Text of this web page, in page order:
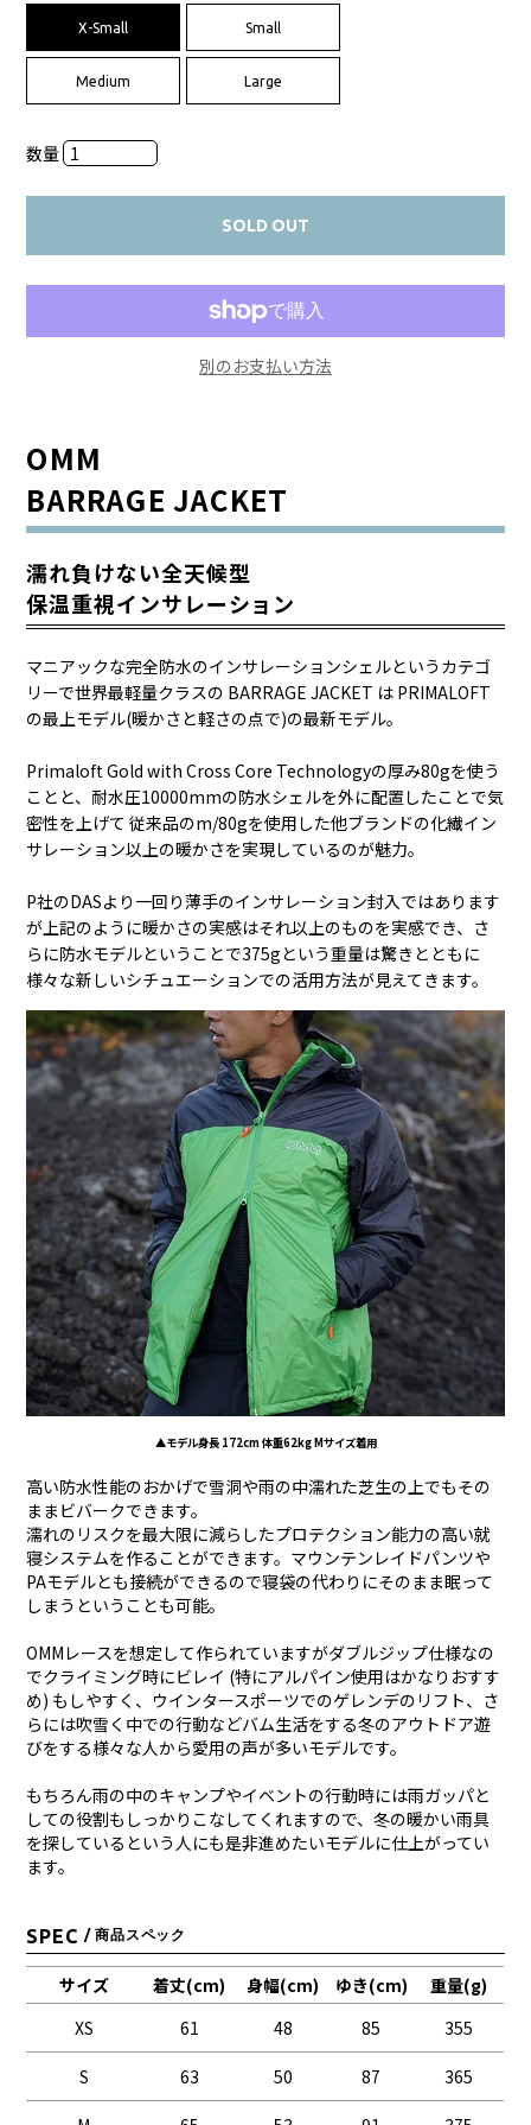
X-Small Small
Medium Large
数量
SOLD OUT
別のお支払い方法
OMM
BARRAGE JACKET
濡れ負けない全天候型
保温重視インサレーション
マニアックな完全防水のインサレーションシェルというカテゴ
リーで世界最軽量クラスの BARRAGE JACKET は PRIMALOFT
の最上モデル(暖かさと軽さの点で)の最新モデル。
Primaloft Gold with Cross Core Technologyの厚み80gを使う
ことと、耐水圧10000mmの防水シェルを外に配置したことで気
密性を上げて 従来品のm/80gを使用した他ブランドの化繊イン
サレーション以上の暖かさを実現しているのが魅力。
P社のDASより一回り薄手のインサレーション封入ではあります
が上記のように暖かさの実感はそれ以上のものを実感でき、さ
らに防水モデルということで375gという重量は驚きとともに
様々な新しいシチュエーションでの活用方法が見えてきます。
▲モデル身長 172cm 体重62kg Mサイズ着用
高い防水性能のおかげで雪洞や雨の中濡れた芝生の上でもその
ままビバークできます。
濡れのリスクを最大限に減らしたプロテクション能力の高い就
寝システムを作ることができます。マウンテンレイドパンツや
PAモデルとも接続ができるので寝袋の代わりにそのまま眠って
しまうということも可能。
OMMレースを想定して作られていますがダブルジップ仕様なの
でクライミング時にビレイ (特にアルパイン使用はかなりおすす
め) もしやすく、ウインタースポーツでのゲレンデのリフト、さ
らには吹雪く中での行動などバム生活をする冬のアウトドア遊
びをする様々な人から愛用の声が多いモデルです。
もちろん雨の中のキャンプやイベントの行動時には雨ガッパと
しての役割もしっかりこなしてくれますので、冬の暖かい雨具
を探しているという人にも是非進めたいモデルに仕上がってい
ます。
SPEC / 商品スペック
サイズ 着丈(cm) 身幅(cm) ゆき(cm)
重量(g)
XS
61 48 85 355
S 63 50 87 365